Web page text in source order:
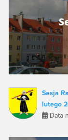
Sesja
lutego
Data